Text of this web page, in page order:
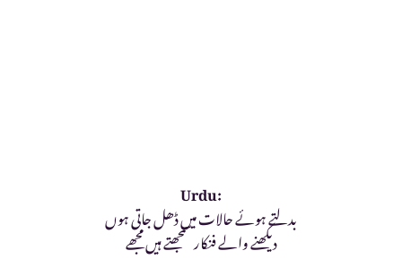
Urdu:
بدلتے ہوئے حالات میں ڈھل جاتی ہوں
دیکھنے والے فنکار سمجھتے ہیں مجھے